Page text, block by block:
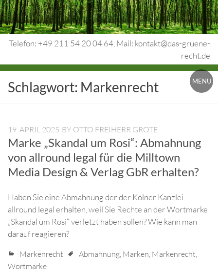
Skip
to
content
Telefon: +49 211 54 20 04 64, Mail: kontakt@das-gruene-
recht.de
Urheberrecht.
Medienrecht.
Rechtsschutz.
MENU
Schlagwort: Markenrecht
19. APRIL 2025 BY OTTO FREIHERR GROTE
Marke „Skandal um Rosi“: Abmahnung
von allround legal für die Milltown
Media Design & Verlag GbR erhalten?
Haben Sie eine Abmahnung der der Kölner Kanzlei
allround legal erhalten, weil Sie Rechte an der Wortmarke
„Skandal um Rosi“ verletzt haben sollen? Wie kann man
darauf reagieren?
Markenrecht Abmahnung, Marken, Markenrecht,
Wortmarke